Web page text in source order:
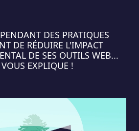
DES PRATIQUES
DE RÉDUIRE L'IMPACT
DE SES OUTILS WEB...
EXPLIQUE !